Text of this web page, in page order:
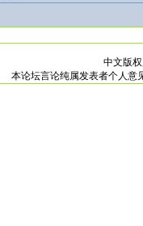
中文版
本论坛言论纯属发表者个人意